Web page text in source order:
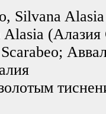
Silvana Alasia
(Алазия